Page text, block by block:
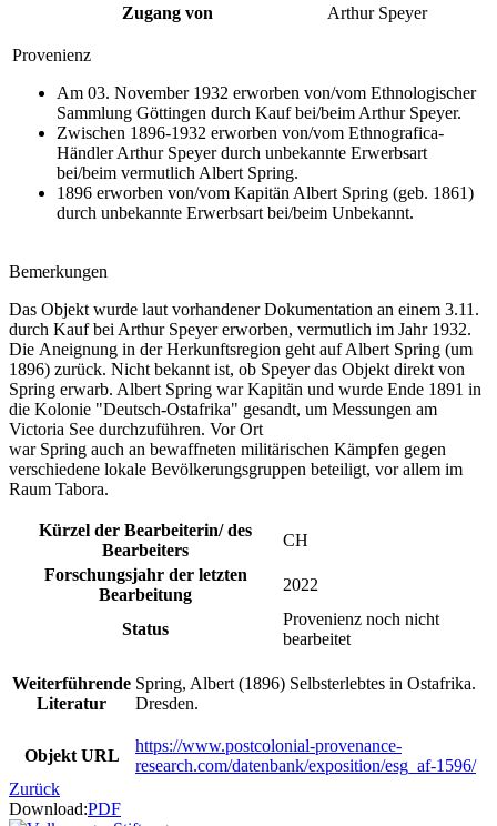
Zugang von
Arthur Speyer
Provenienz
Am 03. November 1932 erworben von/vom Ethnologischer
Sammlung Göttingen durch Kauf bei/beim Arthur Speyer.
Zwischen 1896-1932 erworben von/vom Ethnografica-
Händler Arthur Speyer durch unbekannte Erwerbsart
bei/beim vermutlich Albert Spring.
1896 erworben von/vom Kapitän Albert Spring (geb. 1861)
durch unbekannte Erwerbsart bei/beim Unbekannt.
Bemerkungen
Das Objekt wurde laut vorhandener Dokumentation an einem 3.11.
durch Kauf bei Arthur Speyer erworben, vermutlich im Jahr 1932.
Die Aneignung in der Herkunftsregion geht auf Albert Spring (um
1896) zurück. Nicht bekannt ist, ob Speyer das Objekt direkt von
Spring erwarb. Albert Spring war Kapitän und wurde Ende 1891 in
die Kolonie "Deutsch-Ostafrika" gesandt, um Messungen am
Victoria See durchzuführen. Vor Ort
war Spring auch an bewaffneten militärischen Kämpfen gegen
verschiedene lokale Bevölkerungsgruppen beteiligt, vor allem im
Raum Tabora.
Kürzel der Bearbeiterin/ des
Bearbeiters
CH
Forschungsjahr der letzten
Bearbeitung
2022
Status
Provenienz noch nicht
bearbeitet
Weiterführende
Literatur
Spring, Albert (1896) Selbsterlebtes in Ostafrika.
Dresden.
Objekt URL
https://www.postcolonial-provenance-
research.com/datenbank/exposition/esg_af-1596/
Zurück
Download:PDF